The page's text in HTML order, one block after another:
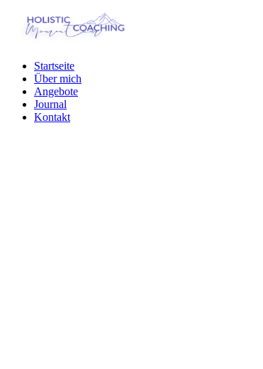
Startseite
Über mich
Angebote
Journal
Kontakt